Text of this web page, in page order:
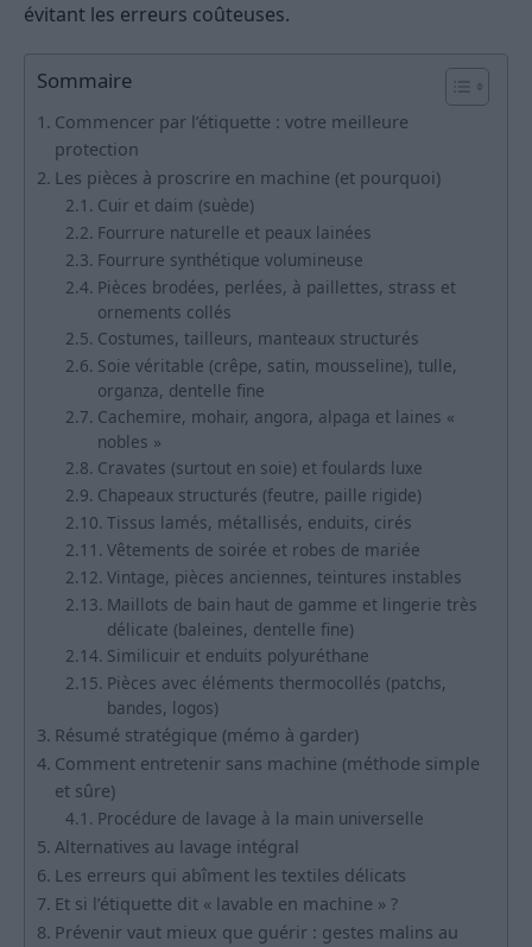
évitant les erreurs coûteuses.
Sommaire
Commencer par l’étiquette : votre meilleure
protection
Les pièces à proscrire en machine (et pourquoi)
Cuir et daim (suède)
Fourrure naturelle et peaux lainées
Fourrure synthétique volumineuse
Pièces brodées, perlées, à paillettes, strass et
ornements collés
Costumes, tailleurs, manteaux structurés
Soie véritable (crêpe, satin, mousseline), tulle,
organza, dentelle fine
Cachemire, mohair, angora, alpaga et laines «
nobles »
Cravates (surtout en soie) et foulards luxe
Chapeaux structurés (feutre, paille rigide)
Tissus lamés, métallisés, enduits, cirés
Vêtements de soirée et robes de mariée
Vintage, pièces anciennes, teintures instables
Maillots de bain haut de gamme et lingerie très
délicate (baleines, dentelle fine)
Similicuir et enduits polyuréthane
Pièces avec éléments thermocollés (patchs,
bandes, logos)
Résumé stratégique (mémo à garder)
Comment entretenir sans machine (méthode simple
et sûre)
Procédure de lavage à la main universelle
Alternatives au lavage intégral
Les erreurs qui abîment les textiles délicats
Et si l’étiquette dit « lavable en machine » ?
Prévenir vaut mieux que guérir : gestes malins au